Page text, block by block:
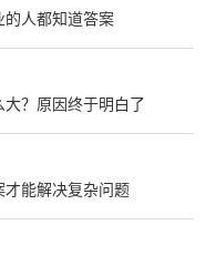
的人都知道答案
？原因终于明白了
才能解决复杂问题